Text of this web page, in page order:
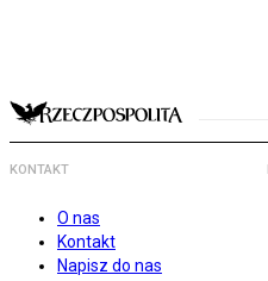
KONTAKT
O nas
Kontakt
Napisz do nas